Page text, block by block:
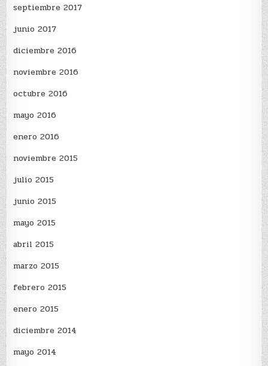
septiembre 2017
junio 2017
diciembre 2016
noviembre 2016
octubre 2016
mayo 2016
enero 2016
noviembre 2015
julio 2015
junio 2015
mayo 2015
abril 2015
marzo 2015
febrero 2015
enero 2015
diciembre 2014
mayo 2014